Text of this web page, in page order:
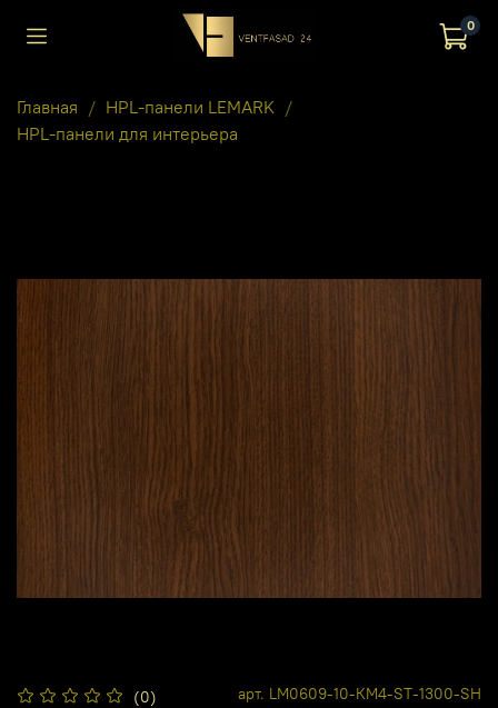
0
Главная
HPL-панели LEMARK
HPL-панели для интерьера
(0) арт. LM0609-10-КМ4-ST-1300-SH